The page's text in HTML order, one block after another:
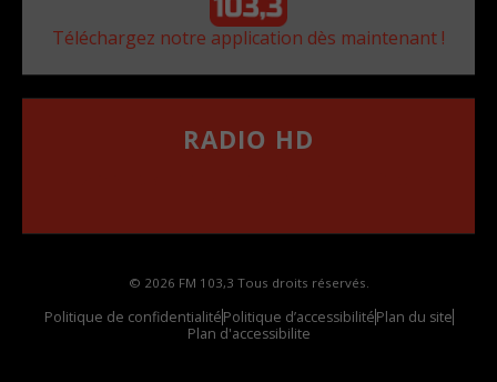
Téléchargez notre application dès maintenant !
RADIO HD
© 2026 FM 103,3 Tous droits réservés.
Politique de confidentialitéPolitique d’accessibilitéPlan du site
Plan d'accessibilite